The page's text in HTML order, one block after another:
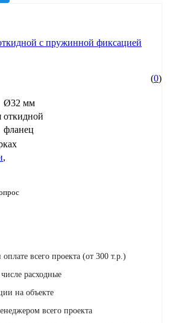
(0)
Ø32 мм
откидной
фланец
,
всего проекта (от 300 т.р.)
расходные
на объекте
всего проекта